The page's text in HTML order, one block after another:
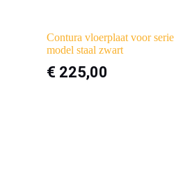
Contura vloerplaat voor
model staal zwart
€ 225,00